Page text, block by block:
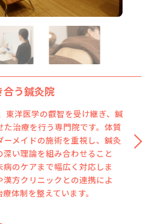
合う鍼灸院
東洋医学の叡智を受け継ぎ、鍼
治療を行う専門院です。体質
メイドの施術を重視し、鍼灸
い理論を組み合わせること
のケアまで幅広く対応しま
方クリニックとの連携によ
体制を整えています。